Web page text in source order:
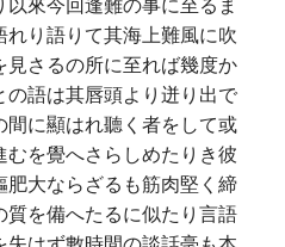
來今回逢難の事に至るま
り語りて其海上難風に吹
さるの所に至れば幾度か
の語は其唇頭より迸り出で
に顯はれ聽く者をして或
を覺へさらしめたりき彼
大ならざるも筋肉堅く締
質を備へたるに似たり言語